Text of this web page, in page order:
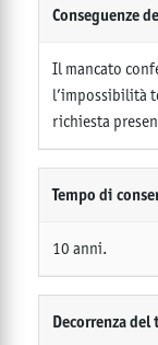
Conseguenze
Il mancato
l’impossibilità
richiesta
Tempo di
10 anni.
Decorrenza